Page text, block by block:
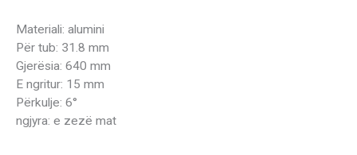
Materiali: alumini
Për tub: 31.8 mm
Gjerësia: 640 mm
E ngritur: 15 mm
Përkulje: 6°
ngjyra: e zezë mat